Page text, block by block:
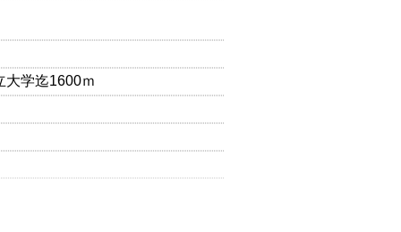
大学迄1600ｍ